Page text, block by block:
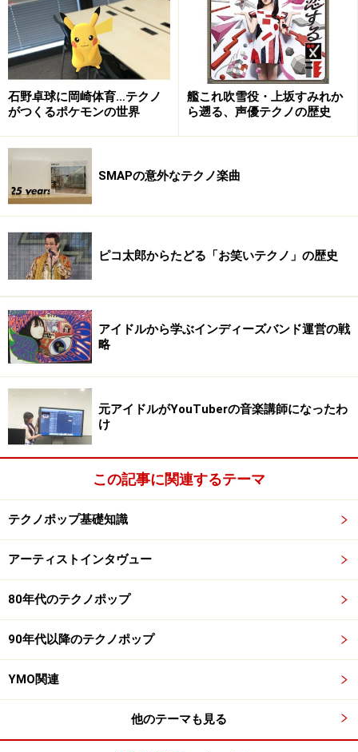
この10年で拡大したエレクトロ
ガイド：
最初、アルバムのタイトルが『TEN』になっているのを
見て、あれっ？ゲツプロって、今までそんなにアルバム
を出していたっけと…早とちりしかけました。1stアルバ
ム『テクーニョ』から10年、そちらですね。この10年、
エレクトロという言葉がEDMとかも含めて、一般化、そ
るとどう感じられますか？
yas：
今は、10年前とは比べものにならない程「エレクトロ」
と言うジャンルが拡大しています。デビュー当時は「打
ち込み」とか「DJ」と分類されてて、そこにはヒップホ
ノ＋歌ってスタイルは少なく、肩身が狭い思いをしてま
した(笑)。現状のようにエレポップバンドだけでイベン
トが組まれる事なんてありえなかったな～。まぁ、ここ
数年のガールズエレポップの急成長が大きく影響してま
するともっとデカいシーンになるんだけどね。
ガイド：
確かに日本での盛り上がりは女性上位の感がありますか
ら、ボーイズにも頑張って欲しいです。特にボーイズた
ちにも支持されるボーイズが増えて欲しいですね。
HIDE：
デジタルが進化して良い意味で「誰でも作れる音楽」に
なったことも大きいと思います。20万のハードを買わな
くても出来ますから。素晴らしいですよ。その少し前に
石野卓球に岡崎体育…テクノ
がつくるポケモンの世界
艦これ吹雪役・上坂すみれか
ら遡る、声優テクノの歴史
SMAPの意外なテクノ楽曲
ピコ太郎からたどる「お笑いテクノ」の歴史
アイドルから学ぶインディーズバンド運営の戦
略
元アイドルがYouTuberの音楽講師になったわ
け
この記事に関連するテーマ
テクノポップ基礎知識
アーティストインタヴュー
80年代のテクノポップ
90年代以降のテクノポップ
YMO関連
他のテーマも見る